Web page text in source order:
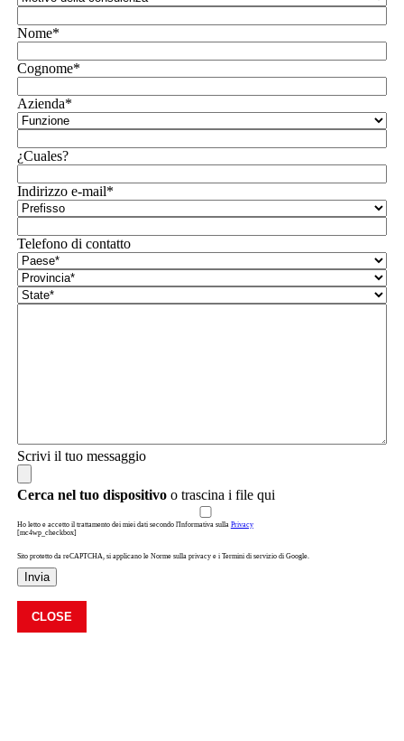
Nome*
Cognome*
Azienda*
¿Cuales?
Indirizzo e-mail*
Telefono di contatto
Scrivi il tuo messaggio
Cerca nel tuo dispositivoo trascina i file qui
Ho letto e accetto il trattamento dei miei dati secondo l'Informativa sulla Privacy
[mc4wp_checkbox]
Sito protetto da reCAPTCHA, si applicano le Norme sulla privacy e i Termini di servizio di Google.
Invia
CLOSE